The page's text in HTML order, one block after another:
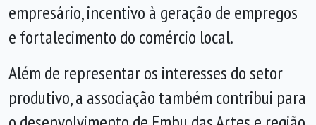
empresário, incentivo à geração de empregos
e fortalecimento do comércio local.
Além de representar os interesses do setor
produtivo, a associação também contribui para